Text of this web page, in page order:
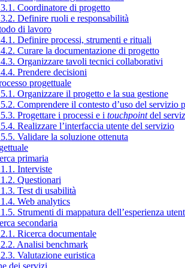
Coordinatore di progetto
Definire ruoli e responsabilità
di lavoro
Definire processi, strumenti e rituali
Curare la documentazione di progetto
Organizzare tavoli tecnici collaborativi
Prendere decisioni
progettuale
Organizzare il progetto e la sua gestione
Comprendere il contesto d’uso del servizio
Progettare i processi e i touchpointdel
Realizzare l’interfaccia utente del servizio
Validare la soluzione ottenuta
primaria
Interviste
Questionari
Test di usabilità
Web analytics
Strumenti di mappatura dell’esperienza
secondaria
Ricerca documentale
Analisi benchmark
Valutazione euristica
dei servizi